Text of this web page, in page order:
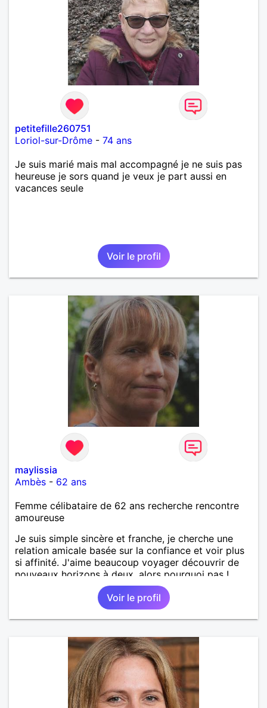
petitefille260751
Loriol-sur-Drôme - 74 ans
Je suis marié mais mal accompagné je ne suis pas
heureuse je sors quand je veux je part aussi en
vacances seule
Voir le profil
maylissia
Ambès - 62 ans
Femme célibataire de 62 ans recherche rencontre
amoureuse
Je suis simple sincère et franche, je cherche une
relation amicale basée sur la confiance et voir plus
si affinité. J'aime beaucoup voyager découvrir de
nouveaux horizons à deux, alors pourquoi pas !
Voir le profil